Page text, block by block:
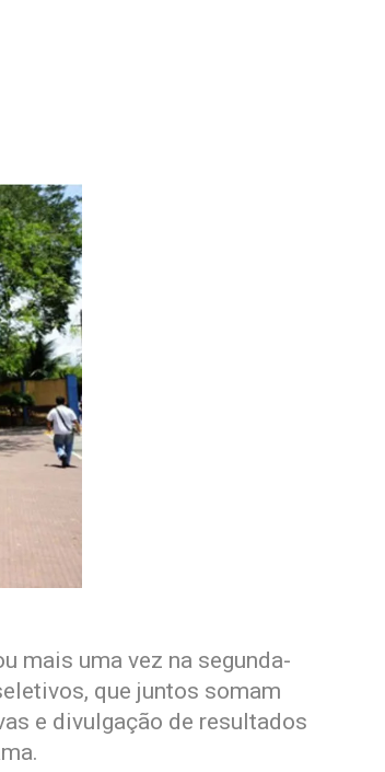
mais uma vez na segunda-
que juntos somam
e divulgação de resultados